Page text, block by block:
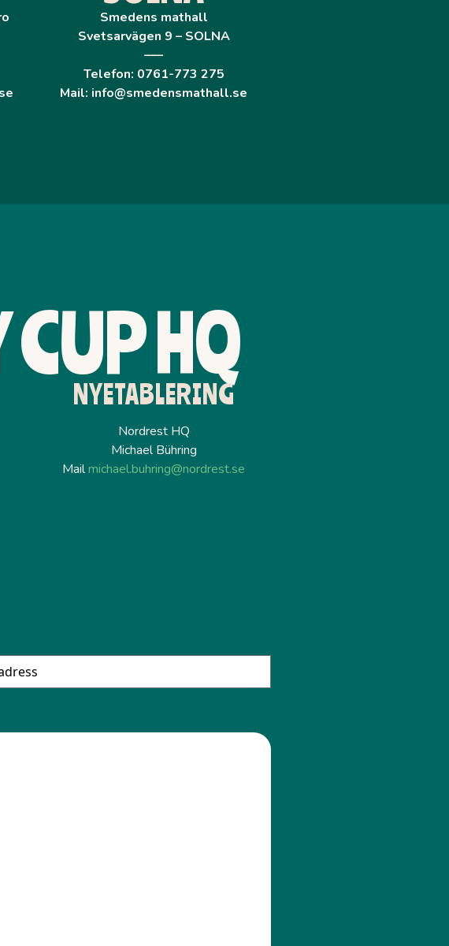
Smedens mathall
Svetsarvägen 9 – SOLNA
–––
Telefon: 0761-773 275
Mail: info@smedensmathall.se
HQ
NYETABLERING
Nordrest HQ
Michael Bühring
Mailmichael.buhring@nordrest.se